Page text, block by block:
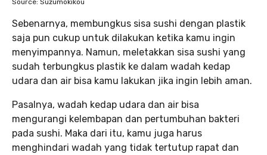
Sebenarnya, membungkus sisa sushi dengan plastik
saja pun cukup untuk dilakukan ketika kamu ingin
menyimpannya. Namun, meletakkan sisa sushi yang
sudah terbungkus plastik ke dalam wadah kedap
udara dan air bisa kamu lakukan jika ingin lebih aman.
Pasalnya, wadah kedap udara dan air bisa
mengurangi kelembapan dan pertumbuhan bakteri
pada sushi. Maka dari itu, kamu juga harus
menghindari wadah yang tidak tertutup rapat dan